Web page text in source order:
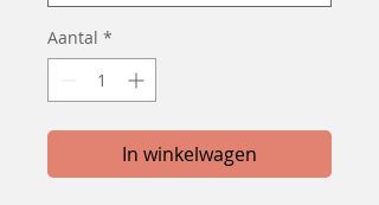
Aantal *
In winkelwagen